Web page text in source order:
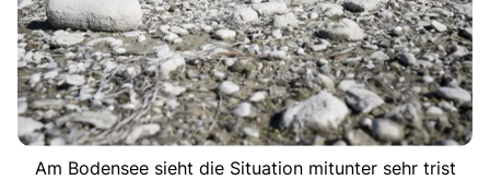
Am Bodensee sieht die Situation mitunter sehr trist